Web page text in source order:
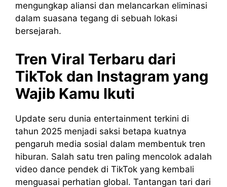
mengungkap aliansi dan melancarkan eliminasi
dalam suasana tegang di sebuah lokasi
bersejarah.
Tren Viral Terbaru dari
TikTok dan Instagram yang
Wajib Kamu Ikuti
Update seru dunia entertainment terkini di
tahun 2025 menjadi saksi betapa kuatnya
pengaruh media sosial dalam membentuk tren
hiburan. Salah satu tren paling mencolok adalah
video dance pendek di TikTok yang kembali
menguasai perhatian global. Tantangan tari dari